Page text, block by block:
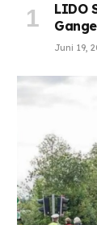
LIDO
Gange
Juni 19,